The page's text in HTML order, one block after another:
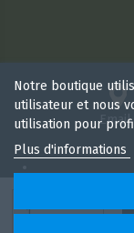
Notre boutique
utilisateur et nous
utilisation pour
Plus d'informations